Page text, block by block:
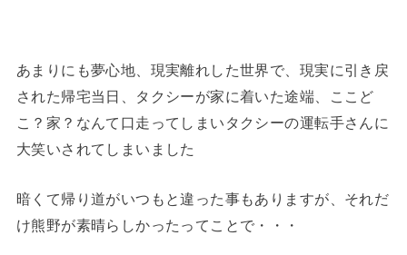
あまりにも夢心地、現実離れした世界で、現実に引き戻
された帰宅当日、タクシーが家に着いた途端、ここど
こ？家？なんて口走ってしまいタクシーの運転手さんに
大笑いされてしまいました
暗くて帰り道がいつもと違った事もありますが、それだ
け熊野が素晴らしかったってことで・・・